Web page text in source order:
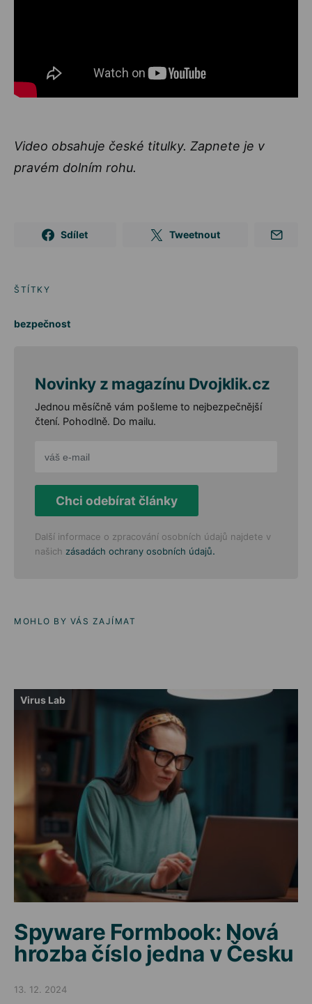
Video obsahuje české titulky. Zapnete je v
pravém dolním rohu.
Sdílet Tweetnout
ŠTÍTKY
bezpečnost
Novinky z magazínu Dvojklik.cz
Jednou měsíčně vám pošleme to nejbezpečnější
čtení. Pohodlně. Do mailu.
Chci odebírat články
Další informace o zpracování osobních údajů najdete v
našich zásadách ochrany osobních údajů.
MOHLO BY VÁS ZAJÍMAT
Virus Lab
Spyware Formbook: Nová
hrozba číslo jedna v Česku
Posted on
13. 12. 2024